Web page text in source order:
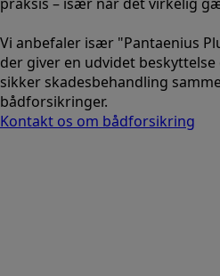
praksis – især når det virkelig
Vi anbefaler især "Pantaenius
der giver en udvidet
sikker skadesbehandling
bådforsikringer.
Kontakt os om bådforsikring